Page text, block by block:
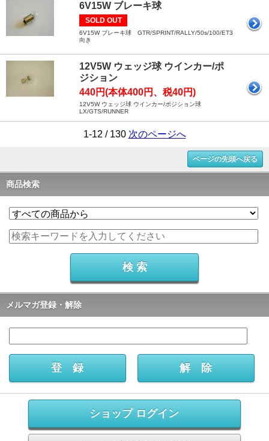
6V15W ブレーキ球
SOLD OUT
6V15W ブレーキ球 GTR/SPRINT/RALLY/50s/100/ET3
向き
12V5W ウェッジ球 ウインカー/ポ
ジション
440円(本体400円、税40円)
12V5W ウェッジ球 ウインカー/ポジション球
LX/GTS/RUNNER
1-12 / 130 次のページへ
ページの先頭へ戻る
商品検索
メルマガ登録・解除
ショップ ログイン